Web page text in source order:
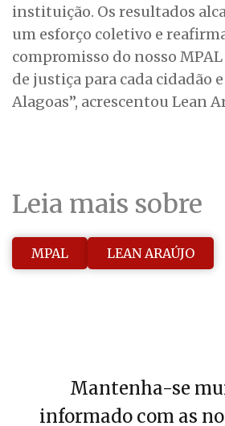
instituição. Os resultados
um esforço coletivo e
compromisso do nosso
de justiça para cada cidadão
Alagoas”, acrescentou Lean
Leia mais sobre
MPAL LEAN ARAÚJO
Mantenha-se
informado com as